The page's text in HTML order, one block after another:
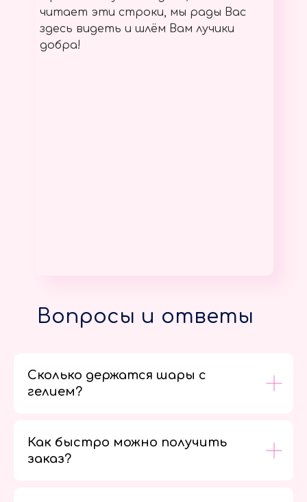
читает эти строки, мы рады Вас
здесь видеть и шлём Вам лучики
добра!
Вопросы и ответы
Сколько держатся шары с
гелием?
Как быстро можно получить
заказ?